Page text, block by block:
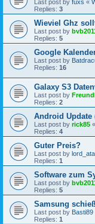
Last post by fuxs «
Replies: 3
Wieviel Ghz
Last post by
Replies: 5
Google
Last post by
Replies: 16
Galaxy S3
Last post by
Replies: 2
Android Update
Last post by rick85 «
Replies: 4
Guter Preis?
Last post by
Replies: 1
Software zum
Last post by
Replies: 5
Samsung
Last post by Basti89
Replies: 1